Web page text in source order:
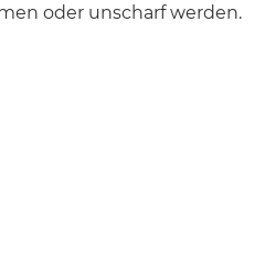
oder unscharf werden.